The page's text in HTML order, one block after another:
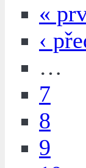
«
‹
…
7
8
9